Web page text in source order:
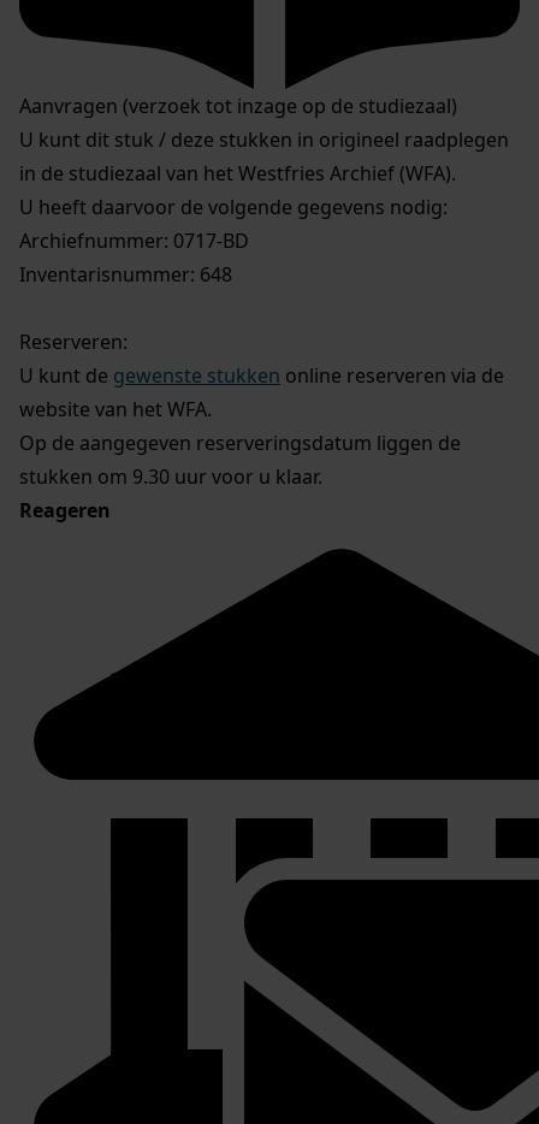
Aanvragen (verzoek tot inzage op de studiezaal)
U kunt dit stuk / deze stukken in origineel raadplegen
in de studiezaal van het Westfries Archief (WFA).
U heeft daarvoor de volgende gegevens nodig:
Archiefnummer: 0717-BD
Inventarisnummer: 648
Reserveren:
U kunt de gewenste stukken online reserveren via de
website van het WFA.
Op de aangegeven reserveringsdatum liggen de
stukken om 9.30 uur voor u klaar.
Reageren